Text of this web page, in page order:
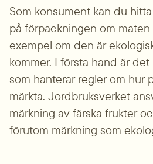
Som konsument kan du
på förpackningen om maten
exempel om den är
kommer. I första hand är
som hanterar regler om hur
märkta. Jordbruksverket
märkning av färska frukter
förutom märkning som